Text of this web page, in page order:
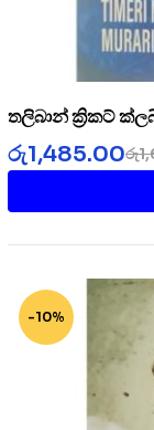
තලිබාන් ක්‍රිකට්
රු
රු1,485.00
-10%